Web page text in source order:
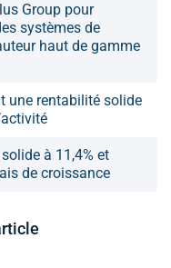
Group pour
systèmes de
haut de gamme
une rentabilité solide
à 11,4% et
de croissance